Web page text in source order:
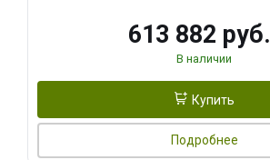
613 882 руб.
В наличии
Купить
Подробнее